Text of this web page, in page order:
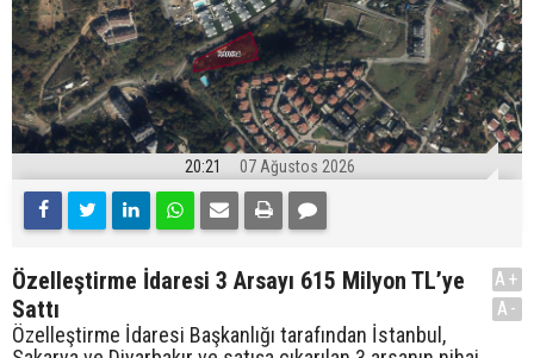
20:21 07 Ağustos 2026
Özelleştirme İdaresi 3 Arsayı 615 Milyon TL’ye
Sattı
Özelleştirme İdaresi Başkanlığı tarafından İstanbul,
A+
A-